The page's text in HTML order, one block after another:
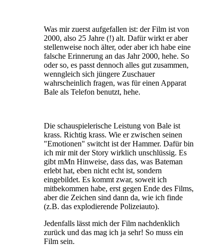
Was mir zuerst aufgefallen ist: der Film ist von
2000, also 25 Jahre (!) alt. Dafür wirkt er aber
stellenweise noch älter, oder aber ich habe eine
falsche Erinnerung an das Jahr 2000, hehe. So
oder so, es passt dennoch alles gut zusammen,
wenngleich sich jüngere Zuschauer
wahrscheinlich fragen, was für einen Apparat
Bale als Telefon benutzt, hehe.
Die schauspielerische Leistung von Bale ist
krass. Richtig krass. Wie er zwischen seinen
"Emotionen" switcht ist der Hammer. Dafür bin
ich mir mit der Story wirklich unschlüssig. Es
gibt mMn Hinweise, dass das, was Bateman
erlebt hat, eben nicht echt ist, sondern
eingebildet. Es kommt zwar, soweit ich
mitbekommen habe, erst gegen Ende des Films,
aber die Zeichen sind dann da, wie ich finde
(z.B. das explodierende Polizeiauto).
Jedenfalls lässt mich der Film nachdenklich
zurück und das mag ich ja sehr! So muss ein
Film sein.